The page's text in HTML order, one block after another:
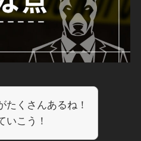
たくさんあるね！
いこう！